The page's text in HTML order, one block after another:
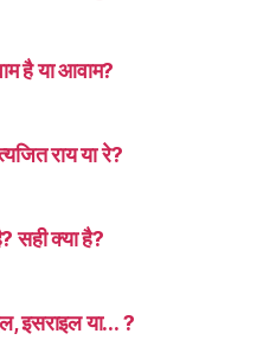
है या आवाम?
राय या रे?
सही क्या है?
इसराइल या… ?